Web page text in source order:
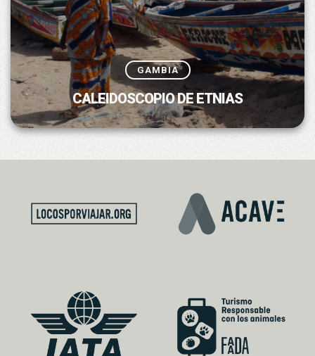
GAMBIA
CALEIDOSCOPIO DE ETNIAS